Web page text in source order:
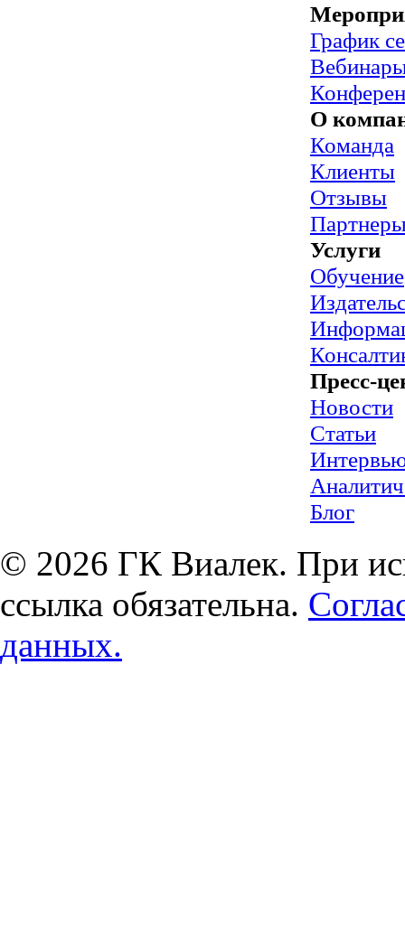
График
О
Команда
Клиенты
Отзывы
Услуги
Обучение
Пресс-
Новости
Статьи
Блог
© 2026 ГК Виалек. При
ссылка обязательна.
данных.